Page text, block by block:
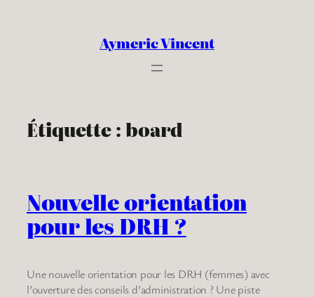
Aymeric Vincent
Étiquette :board
Nouvelle orientation
pour les DRH ?
Une nouvelle orientation pour les DRH (femmes) avec
l’ouverture des conseils d’administration ? Une piste